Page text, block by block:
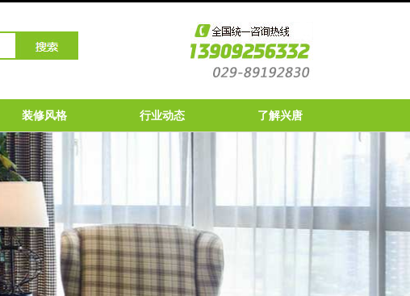
装修风格 行业动态 了解兴唐